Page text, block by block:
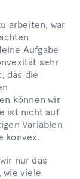
arbeiten, war
Aufgabe
sehr
das die
können wir
ist nicht auf
Variablen
konvex.
nur das
wie viele